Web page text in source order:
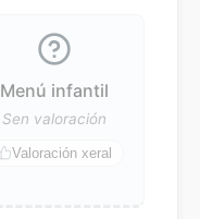
Menú infantil
Sen valoración
Valoración xeral